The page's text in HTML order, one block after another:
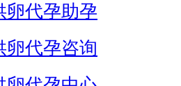
卵代孕助孕
卵代孕咨询